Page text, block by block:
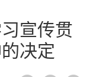
宣传贯
决定